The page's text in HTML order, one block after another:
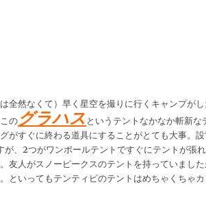
全然なくて）早く星空を撮りに行くキャンプが
の グラハス というテントなかなか斬新な
がすぐに終わる道具にすることがとても大事。
、2つがワンポールテントですぐにテントが張
友人がスノーピークスのテントを持っていまし
いってもテンティピのテントはめちゃくちゃカ